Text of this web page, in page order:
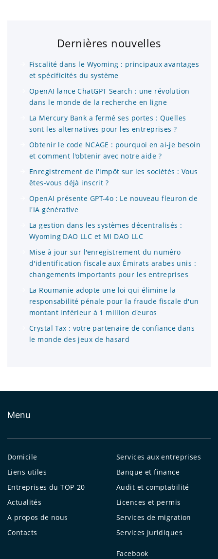
Dernières nouvelles
Fiscalité dans le Wyoming : principaux avantages
et spécificités du système
OpenAI lance ChatGPT Search : une révolution
dans le monde de la recherche en ligne
La Mercury Bank a fermé ses portes : Quelles
sont les alternatives pour les entreprises ?
Obtenir le code NCAGE : pourquoi en ai-je besoin
et comment l'obtenir avec notre aide ?
Enregistrement de l'impôt sur les sociétés : Vous
êtes-vous déjà inscrit ?
OpenAI présente GPT-4o : Le nouveau fleuron de
l'IA générative
La gestion dans les systèmes décentralisés :
Wyoming DAO LLC et MI DAO LLC
Mise à jour sur l'enregistrement du numéro
d'identification fiscale aux Émirats arabes unis :
changements importants pour les entreprises
La Roumanie adopte une loi qui élimine la
responsabilité pénale pour la fraude fiscale d'un
montant inférieur à 1 million d'euros
Crystal Tax : votre partenaire de confiance dans
le monde des jeux de hasard
Menu
Domicile
Liens utiles
Entreprises du TOP-20
Actualités
A propos de nous
Contacts
Services aux entreprises
Banque et finance
Audit et comptabilité
Licences et permis
Services de migration
Services juridiques
Facebook